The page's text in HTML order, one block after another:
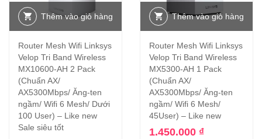
Thêm vào giỏ hàng
Router Mesh Wifi Linksys
Velop Tri Band Wireless
MX10600-AH 2 Pack
(Chuẩn AX/
AX5300Mbps/ Ăng-ten
ngầm/ Wifi 6 Mesh/ Dưới
100 User) – Like new
Sale siêu tốt
Thêm vào giỏ hàng
Router Mesh Wifi Linksys
Velop Tri Band Wireless
MX5300-AH 1 Pack
(Chuẩn AX/
AX5300Mbps/ Ăng-ten
ngầm/ Wifi 6 Mesh/
45User) – Like new
1.450.000 ₫